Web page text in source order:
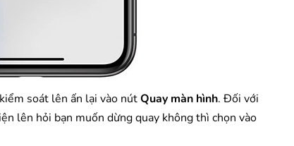
soát lên ấn lại vào nútQuay màn hình. Đối với
lên hỏi bạn muốn dừng quay không thì chọn vào